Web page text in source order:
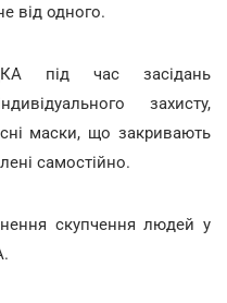
від одного.
під час засідань
захисту,
маски, що закривають
самостійно.
скупчення людей у